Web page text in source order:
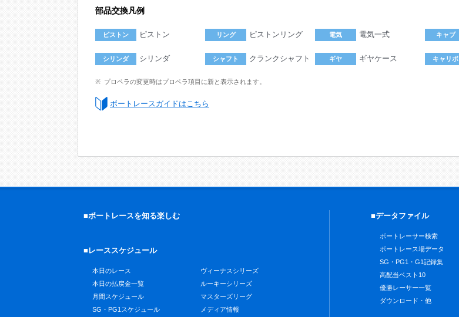
部品交換凡例
ピストン ピストン リング ピストンリング 電気 電気一式 キャブ
シリンダ シリンダ シャフト クランクシャフト ギヤ ギヤケース キャリボ
プロペラの変更時はプロペラ項目に新と表示されます。
ボートレースガイドはこちら
■ボートレースを知る楽しむ
■レーススケジュール
本日のレース
本日の払戻金一覧
月間スケジュール
SG・PG1スケジュール
ヴィーナスシリーズ
ルーキーシリーズ
マスターズリーグ
メディア情報
■データファイル
ボートレーサー検索
ボートレース場データ
SG・PG1・G1記録集
高配当ベスト10
優勝レーサー一覧
ダウンロード・他